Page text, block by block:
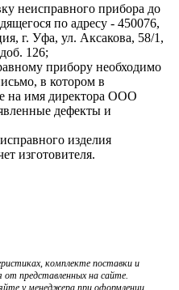
неисправного прибора до
по адресу - 450076,
г. Уфа, ул. Аксакова, 58/1,
126;
прибору необходимо
в котором в
на имя директора ООО
дефекты и
изделия
изготовителя.
комплекте поставки и
представленных на сайте.
у менеджера при оформлении